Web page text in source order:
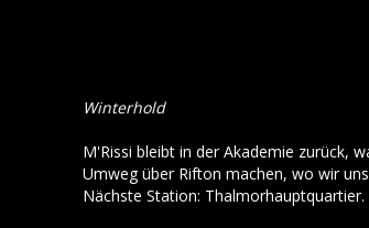
Winterhold
M'Rissi bleibt in der Akademie zurück,
Umweg über Rifton machen, wo wir
Nächste Station: Thalmorhauptquartier.